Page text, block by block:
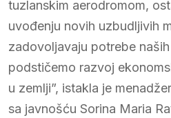
tuzlanskim aerodromom,
uvođenju novih uzbudljivih
zadovoljavaju potrebe
podstičemo razvoj
u zemlji”, istakla je
sa javnošću Sorina Maria